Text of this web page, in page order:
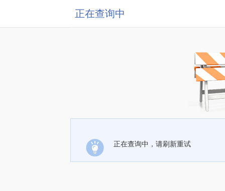
正在查询中
正在查询中，请刷新重试